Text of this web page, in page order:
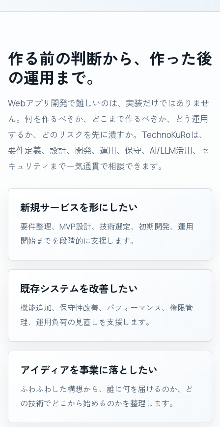
作る前の判断から、作った後
の運用まで。
Webアプリ開発で難しいのは、実装だけではありませ
ん。何を作るべきか、どこまで作るべきか、どう運用
するか、どのリスクを先に潰すか。TechnoKuRoは、
要件定義、設計、開発、運用、保守、AI/LLM活用、セ
キュリティまで一気通貫で相談できます。
新規サービスを形にしたい
要件整理、MVP設計、技術選定、初期開発、運用
開始までを段階的に支援します。
既存システムを改善したい
機能追加、保守性改善、パフォーマンス、権限管
理、運用負荷の見直しを支援します。
アイディアを事業に落としたい
ふわふわした構想から、誰に何を届けるのか、ど
の技術でどこから始めるのかを整理します。